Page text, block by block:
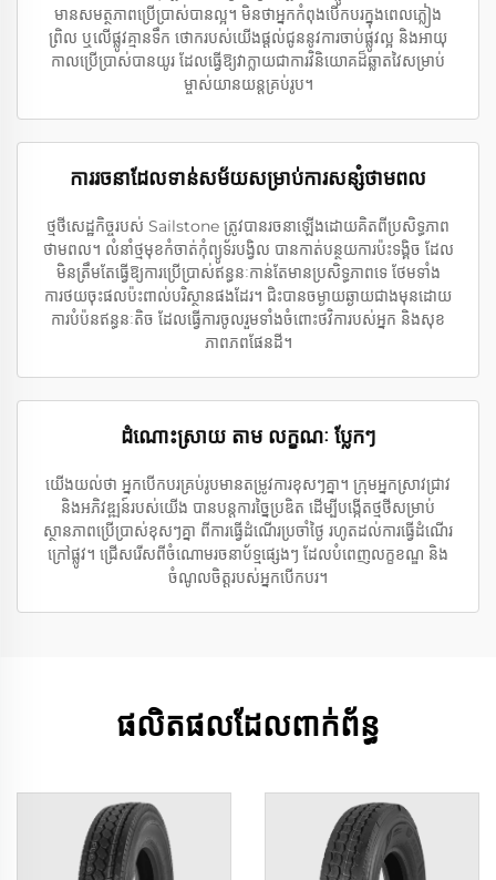
មានសមត្ថភាពប្រើប្រាស់បានល្អ។ មិនថាអ្នកកំពុងបើកបរក្នុងពេលភ្លៀង
ព្រិល ឬលើផ្លូវគ្មានទឹក ថោករបស់យើងផ្តល់ជូននូវការចាប់ផ្លូវល្អ និងអាយុ
កាលប្រើប្រាស់បានយូរ ដែលធ្វើឱ្យវាក្លាយជាការវិនិយោគដ៏ឆ្លាតវៃសម្រាប់
ម្ចាស់យានយន្តគ្រប់រូប។
ការរចនាដែលទាន់សម័យសម្រាប់ការសន្សំថាមពល
ថ្មថីសេដ្ឋកិច្ចរបស់ Sailstone ត្រូវបានរចនាឡើងដោយគិតពីប្រសិទ្ធភាព
ថាមពល។ លំនាំថ្មមុខកំចាត់កុំព្យូទ័របង្វិល បានកាត់បន្ថយការប៉ះទង្គិច ដែល
មិនត្រឹមតែធ្វើឱ្យការប្រើប្រាស់ឥន្ធនៈកាន់តែមានប្រសិទ្ធភាពទេ ថែមទាំង
ការថយចុះផលប៉ះពាល់បរិស្ថានផងដែរ។ ជិះបានចម្ងាយឆ្ងាយជាងមុនដោយ
ការ​បំប៉ន​ឥន្ធនៈតិច ដែលធ្វើការចូលរួមទាំងចំពោះថវិការបស់អ្នក និងសុខ
ភាពភពផែនដី។
ដំណោះស្រាយ តាម លក្ខណៈ ប្លែកៗ
យើងយល់ថា អ្នកបើកបរគ្រប់រូបមានតម្រូវការខុសៗគ្នា។ ក្រុមអ្នកស្រាវជ្រាវ
និងអភិវឌ្ឍន៍របស់យើង បានបន្តការច្នៃប្រឌិត ដើម្បីបង្កើតថ្មថីសម្រាប់
ស្ថានភាពប្រើប្រាស់ខុសៗគ្នា ពីការធ្វើដំណើរប្រចាំថ្ងៃ រហូតដល់ការធ្វើដំណើរ
ក្រៅផ្លូវ។ ជ្រើសរើសពីចំណោមរចនាប័ទ្មផ្សេងៗ ដែលបំពេញលក្ខខណ្ឌ និង
ចំណូលចិត្តរបស់អ្នកបើកបរ។
ផលិតផលដែលពាក់ព័ន្ធ